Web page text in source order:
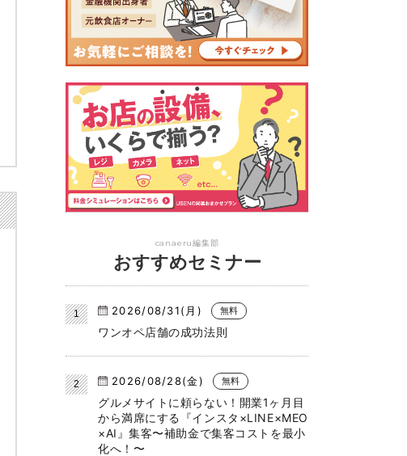
canaeru編集部
おすすめセミナー
2026/08/31(月) 無料
ワンオペ店舗の成功法則
2026/08/28(金) 無料
グルメサイトに頼らない！開業1ヶ月目
から満席にする『インスタ×LINE×MEO
×AI』集客〜補助金で集客コストを最小
化へ！〜